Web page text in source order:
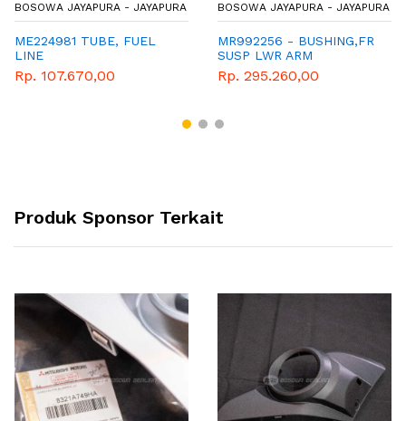
BOSOWA JAYAPURA - JAYAPURA
ME224981 TUBE, FUEL
LINE
Rp. 107.670,00
BOSOWA JAYAPURA - JAYAPURA
MR992256 - BUSHING,FR
SUSP LWR ARM
Rp. 295.260,00
Produk Sponsor Terkait